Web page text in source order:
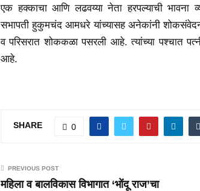
एक हक्काचा आणि लढवय्या नेता हरपल्याची भावना
सभापती हुकुमचंद आमधरे यांच्यासह अनेकांनी
व परिसरात शोककळा पसरली आहे. त्यांच्या पश्चात
आहे.
SHARE 0
PREVIOUS POST
महिला व बालविकास विभागात ‘भोंदू राज’चा